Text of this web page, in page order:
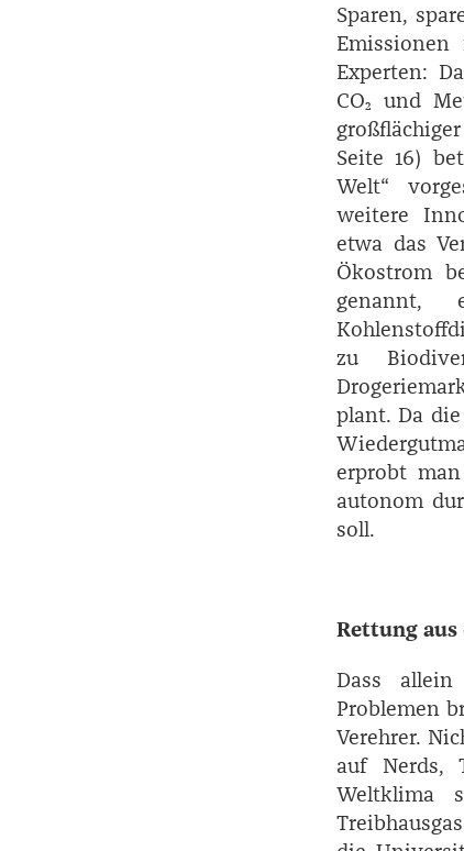
Sparen,
Experten:
CO₂ und
Seite 16)
Welt“
weitere
etwa das
Ökostrom
genannt,
zu
plant. Da
erprobt
autonom
soll.
Rettung
Dass
Problemen
Verehrer.
auf Nerds,
Weltklima